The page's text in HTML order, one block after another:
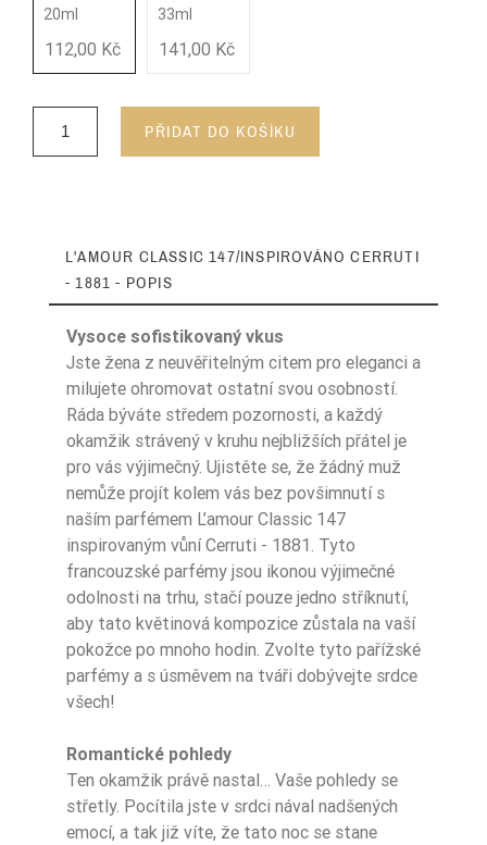
20ml
112,00 Kč
33ml
141,00 Kč
PŘIDAT DO KOŠÍKU
L'AMOUR CLASSIC 147/INSPIROVÁNO CERRUTI
- 1881 - POPIS
Vysoce sofistikovaný vkus
Jste žena z neuvěřitelným citem pro eleganci a
milujete ohromovat ostatní svou osobností.
Ráda býváte středem pozornosti, a každý
okamžik strávený v kruhu nejbližších přátel je
pro vás výjimečný. Ujistěte se, že žádný muž
nemůže projít kolem vás bez povšimnutí s
naším parfémem L’amour Classic 147
inspirovaným vůní Cerruti - 1881. Tyto
francouzské parfémy jsou ikonou výjimečné
odolnosti na trhu, stačí pouze jedno stříknutí,
aby tato květinová kompozice zůstala na vaší
pokožce po mnoho hodin. Zvolte tyto pařížské
parfémy a s úsměvem na tváři dobývejte srdce
všech!
Romantické pohledy
Ten okamžik právě nastal… Vaše pohledy se
střetly. Pocítila jste v srdci nával nadšených
emocí, a tak již víte, že tato noc se stane
Ean13 5902186918962